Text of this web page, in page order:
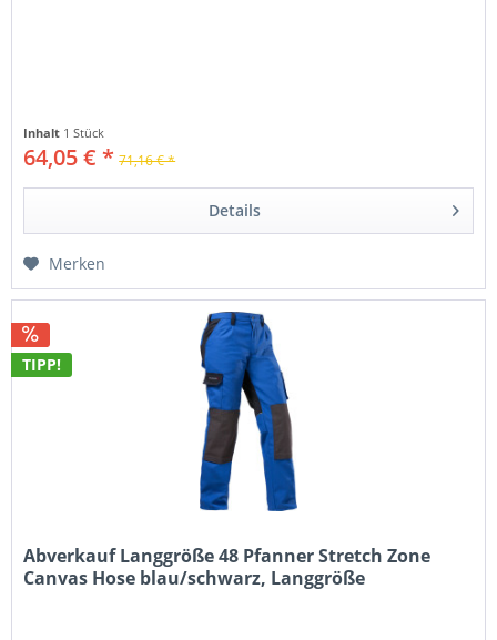
Inhalt 1 Stück
64,05 € * 71,16 € *
Details
Merken
TIPP!
Abverkauf Langgröße 48 Pfanner Stretch Zone
Canvas Hose blau/schwarz, Langgröße